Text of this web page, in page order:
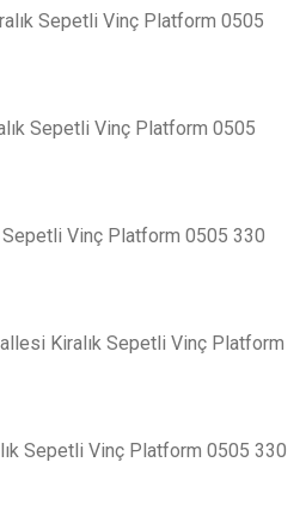
Sepetli Vinç Platform 0505
Sepetli Vinç Platform 0505
Sepetli Vinç Platform 0505 330
Kiralık Sepetli Vinç Platform
Sepetli Vinç Platform 0505 330